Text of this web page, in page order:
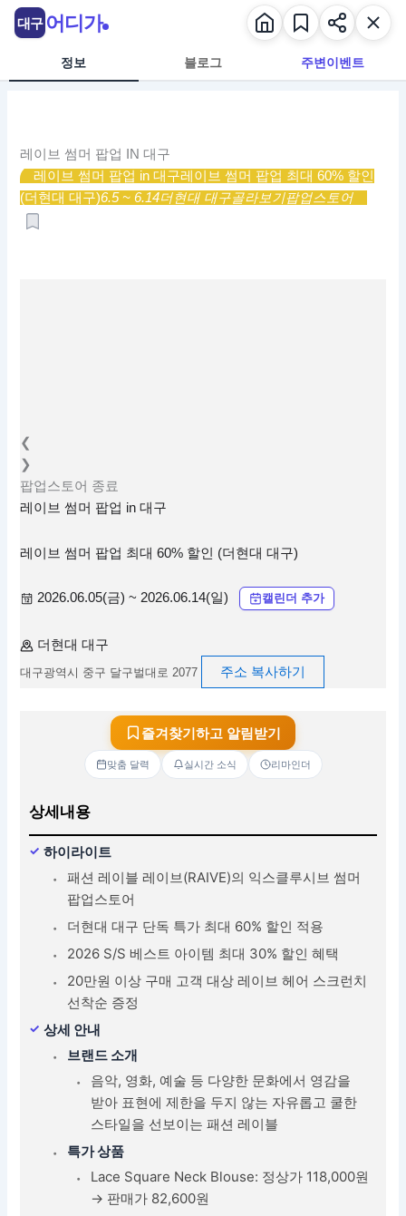
정보 블로그 주변이벤트
레이브 썸머 팝업 IN 대구
레이브 썸머 팝업 in 대구레이브 썸머 팝업 최대 60% 할인
(더현대 대구)6.5 ~ 6.14더현대 대구골라보기팝업스토어
❮
❯
팝업스토어 종료
레이브 썸머 팝업 in 대구
레이브 썸머 팝업 최대 60% 할인 (더현대 대구)
2026.06.05(금) ~ 2026.06.14(일) 캘린더 추가
더현대 대구
대구광역시 중구 달구벌대로 2077 주소 복사하기
즐겨찾기하고 알림받기
맞춤 달력 실시간 소식 리마인더
상세내용
하이라이트
패션 레이블 레이브(RAIVE)의 익스클루시브 썸머
팝업스토어
더현대 대구 단독 특가 최대 60% 할인 적용
2026 S/S 베스트 아이템 최대 30% 할인 혜택
20만원 이상 구매 고객 대상 레이브 헤어 스크런치
선착순 증정
상세 안내
브랜드 소개
음악, 영화, 예술 등 다양한 문화에서 영감을
받아 표현에 제한을 두지 않는 자유롭고 쿨한
스타일을 선보이는 패션 레이블
특가 상품
Lace Square Neck Blouse: 정상가 118,000원
→ 판매가 82,600원
대구 어디가